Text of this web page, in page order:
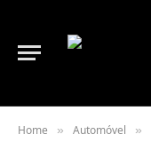
Home » Automóvel »